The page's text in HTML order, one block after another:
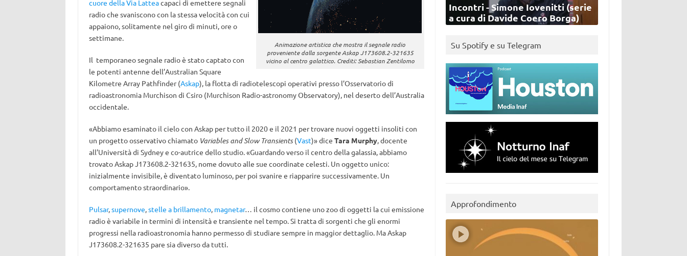
Animazione artistica che mostra il segnale radio
proveniente dalla sorgente Askap J173608.2-321635
vicino al centro galattico. Crediti: Sebastian Zentilomo
cuore della Via Latteacapaci di emettere segnali
radio che svaniscono con la stessa velocità con cui
appaiono, solitamente nel giro di minuti, ore o
settimane.
Il temporaneo segnale radio è stato captato con
le potenti antenne dell’Australian Square
Kilometre Array Pathfinder (Askap), la flotta di radiotelescopi operativi presso l’Osservatorio di
radioastronomia Murchison di Csiro (Murchison Radio-astronomy Observatory), nel deserto dell’Australia
occidentale.
«Abbiamo esaminato il cielo con Askap per tutto il 2020 e il 2021 per trovare nuovi oggetti insoliti con
un progetto osservativo chiamato Variables and Slow Transients(Vast)» dice Tara Murphy, docente
all’Università di Sydney e co-autrice dello studio. «Guardando verso il centro della galassia, abbiamo
trovato Askap J173608.2-321635, nome dovuto alle sue coordinate celesti. Un oggetto unico:
inizialmente invisibile, è diventato luminoso, per poi svanire e riapparire successivamente. Un
comportamento straordinario».
Pulsar,supernove,stelle a brillamento, magnetar… il cosmo contiene uno zoo di oggetti la cui emissione
radio è variabile in termini di intensità e transiente nel tempo. Si tratta di sorgenti che gli enormi
progressi nella radioastronomia hanno permesso di studiare sempre in maggior dettaglio. Ma Askap
J173608.2-321635 pare sia diverso da tutti.
Incontri - Simone Iovenitti (serie
a cura di Davide Coero Borga)
Su Spotify e su Telegram
Approfondimento